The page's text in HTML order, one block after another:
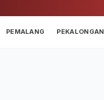
PEMALANG PEKALONGAN